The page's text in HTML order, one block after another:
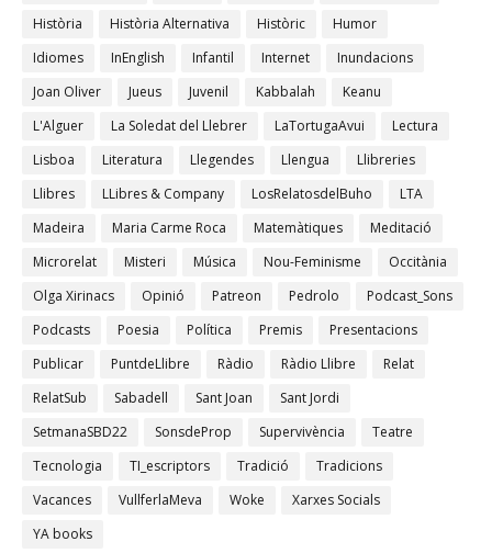
Història
Història Alternativa Històric
Humor
Idiomes
InEnglish Infantil Internet
Inundacions
Joan Oliver
Jueus Juvenil Kabbalah
Keanu
L'Alguer
La Soledat del Llebrer LaTortugaAvui
Lectura
Lisboa
Literatura Llegendes Llengua
Llibreries
Llibres
LLibres & Company LosRelatosdelBuho
LTA
Madeira
Maria Carme Roca Matemàtiques
Meditació
Microrelat
Misteri Música Nou-Feminisme
Occitània
Olga Xirinacs
Opinió Patreon Pedrolo
Podcast_Sons
Podcasts
Poesia Política Premis
Presentacions
Publicar
PuntdeLlibre Ràdio Ràdio Llibre
Relat
RelatSub
Sabadell Sant Joan
Sant Jordi
SetmanaSBD22
SonsdeProp Supervivència
Teatre
Tecnologia
TI_escriptors Tradició
Tradicions
Vacances
VullferlaMeva Woke
Xarxes Socials
YA books